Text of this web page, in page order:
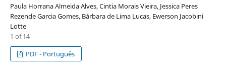
Paula Horrana Almeida Alves, Cintia Morais Vieira, Jessica Peres
Rezende Garcia Gomes, Bárbara de Lima Lucas, Ewerson Jacobini
Lotte
1 of 14
PDF - Português